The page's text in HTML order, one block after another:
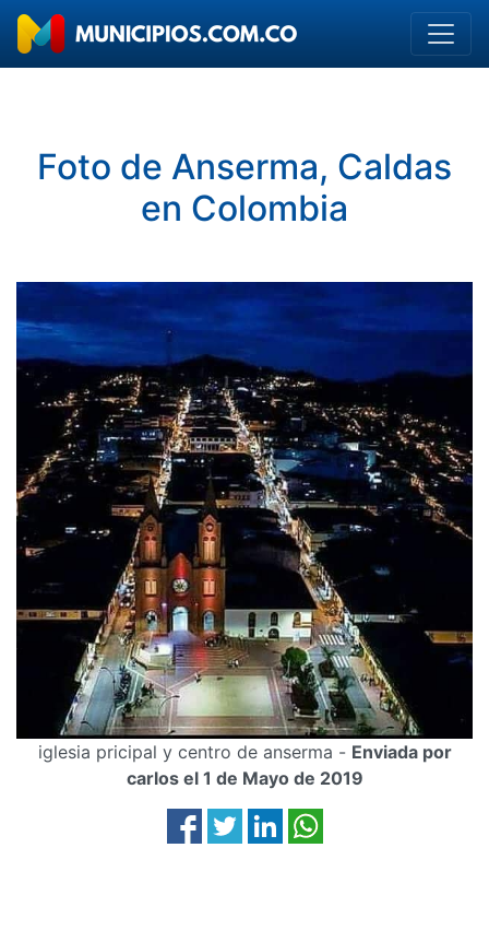
Foto de Anserma, Caldas
en Colombia
iglesia pricipal y centro de anserma - Enviada por
carlos el 1 de Mayo de 2019